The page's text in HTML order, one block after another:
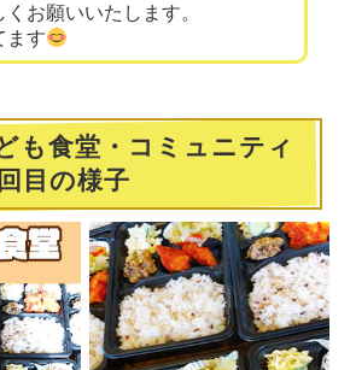
お願いいたします。
ます
も食堂・コミュニティ
目の様子